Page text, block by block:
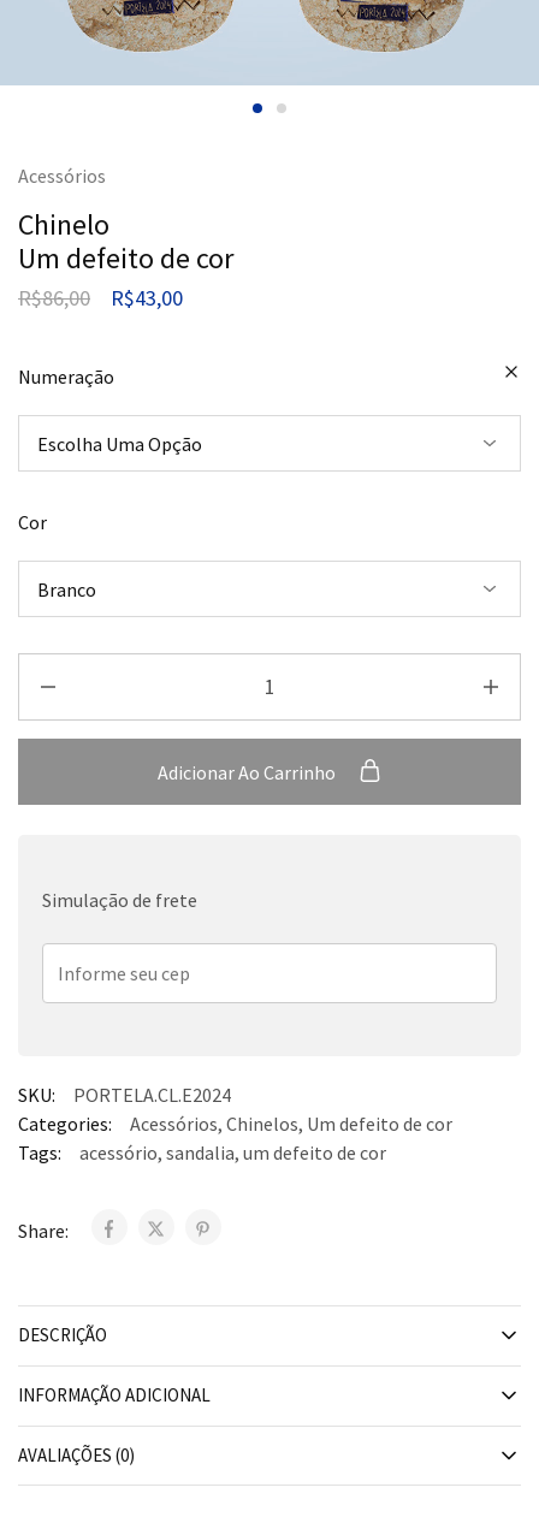
Acessórios
Chinelo
Um defeito de cor
R$86,00 R$43,00
Numeração
Cor
Adicionar Ao Carrinho
Simulação de frete
SKU:
PORTELA.CL.E2024
Categories:
Acessórios, Chinelos, Um defeito de cor
Tags:
acessório, sandalia, um defeito de cor
Share:
DESCRIÇÃO
INFORMAÇÃO ADICIONAL
AVALIAÇÕES (0)